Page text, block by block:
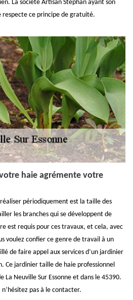
La société Artisan Stephan ayant son
respecte ce principe de gratuité.
haie agrémente votre
périodiquement est la taille des
les branches qui se développent de
est requis pour ces travaux, et cela, avec
voulez confier ce genre de travail à un
de faire appel aux services d’un jardinier
Ce jardinier taille de haie professionnel
La Neuville Sur Essonne et dans le 45390.
pas à le contacter.